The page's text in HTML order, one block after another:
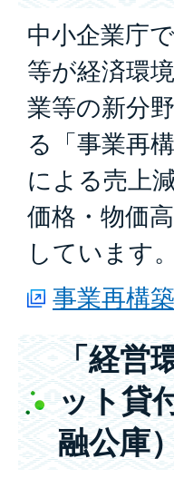
中小企業庁
等が経済環
業等の新分
る「事業再
による売上
価格・物価
しています。
事業再構
「経営
ット貸
融公庫